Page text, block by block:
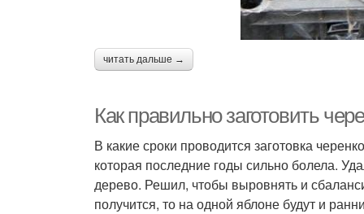
читать дальше →
Как правильно заготовить
В какие сроки проводится заготовка
которая последние годы сильно болела.
дерево. Решил, чтобы выровнять и
получится, то на одной яблоне будут и